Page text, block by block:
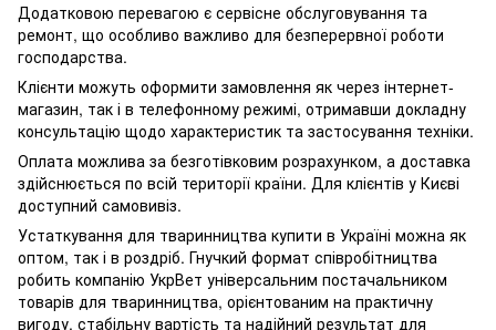
Додатковою перевагою є сервісне обслуговування та
ремонт, що особливо важливо для безперервної роботи
господарства.
Клієнти можуть оформити замовлення як через інтернет-
магазин, так і в телефонному режимі, отримавши докладну
консультацію щодо характеристик та застосування техніки.
Оплата можлива за безготівковим розрахунком, а доставка
здійснюється по всій території країни. Для клієнтів у Києві
доступний самовивіз.
Устаткування для тваринництва купити в Україні можна як
оптом, так і в роздріб. Гнучкий формат співробітництва
робить компанію УкрВет універсальним постачальником
товарів для тваринництва, орієнтованим на практичну
вигоду, стабільну вартість та надійний результат для